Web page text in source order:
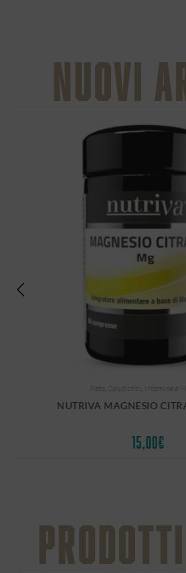
Nuovi
Keto, Salutistici , Vitamine e
NUTRIVA MAGNESIO
15,00€